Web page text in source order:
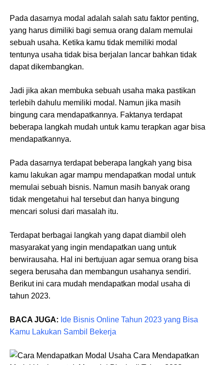
Pada dasarnya modal adalah salah satu faktor penting,
yang harus dimiliki bagi semua orang dalam memulai
sebuah usaha. Ketika kamu tidak memiliki modal
tentunya usaha tidak bisa berjalan lancar bahkan tidak
dapat dikembangkan.
Jadi jika akan membuka sebuah usaha maka pastikan
terlebih dahulu memiliki modal. Namun jika masih
bingung cara mendapatkannya. Faktanya terdapat
beberapa langkah mudah untuk kamu terapkan agar bisa
mendapatkannya.
Pada dasarnya terdapat beberapa langkah yang bisa
kamu lakukan agar mampu mendapatkan modal untuk
memulai sebuah bisnis. Namun masih banyak orang
tidak mengetahui hal tersebut dan hanya bingung
mencari solusi dari masalah itu.
Terdapat berbagai langkah yang dapat diambil oleh
masyarakat yang ingin mendapatkan uang untuk
berwirausaha. Hal ini bertujuan agar semua orang bisa
segera berusaha dan membangun usahanya sendiri.
Berikut ini cara mudah mendapatkan modal usaha di
tahun 2023.
BACA JUGA: Ide Bisnis Online Tahun 2023 yang Bisa
Kamu Lakukan Sambil Bekerja